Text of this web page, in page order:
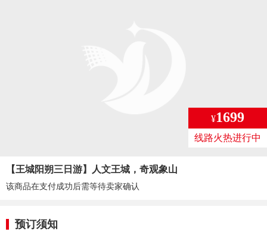
¥1699
线路火热进行中
【王城阳朔三日游】人文王城，奇观象山
该商品在支付成功后需等待卖家确认
预订须知